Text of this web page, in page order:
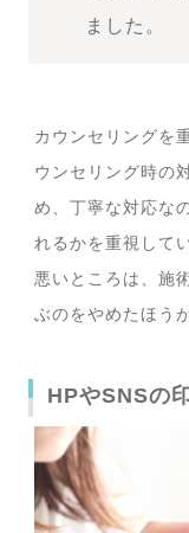
ました。
カウンセリングを
ウンセリング時の
め、丁寧な対応な
れるかを重視して
悪いところは、施
ぶのをやめたほう
HPやSNSの